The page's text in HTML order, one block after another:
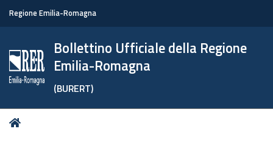
Regione Emilia-Romagna
Bollettino Ufficiale della Regione
Emilia-Romagna
(BURERT)
Tu